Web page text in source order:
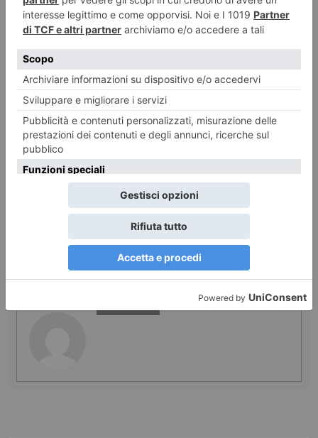
7 AGOSTO 2026
Vino piemontese e clima: le richieste dal confronto in